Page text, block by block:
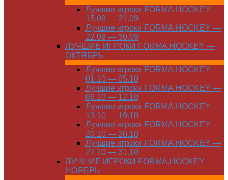
Лучшие игроки FORMA.HOCKEY —
15.09 — 21.09
Лучшие игроки FORMA.HOCKEY —
22.09 — 30.09
ЛУЧШИЕ ИГРОКИ FORMA.HOCKEY —
ОКТЯБРЬ
Лучшие игроки FORMA.HOCKEY —
01.10 — 05.10
Лучшие игроки FORMA.HOCKEY —
06.10 — 12.10
Лучшие игроки FORMA.HOCKEY —
13.10 — 19.10
Лучшие игроки FORMA.HOCKEY —
20.10 — 26.10
Лучшие игроки FORMA.HOCKEY —
27.10 — 31.10
ЛУЧШИЕ ИГРОКИ FORMA.HOCKEY —
НОЯБРЬ